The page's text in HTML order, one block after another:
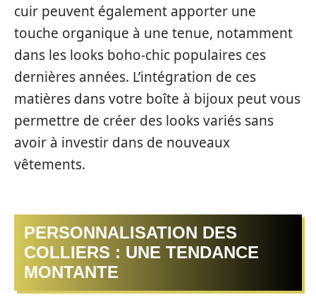
cuir peuvent également apporter une
touche organique à une tenue, notamment
dans les looks boho-chic populaires ces
dernières années. L’intégration de ces
matières dans votre boîte à bijoux peut vous
permettre de créer des looks variés sans
avoir à investir dans de nouveaux
vêtements.
PERSONNALISATION DES
COLLIERS : UNE TENDANCE
MONTANTE